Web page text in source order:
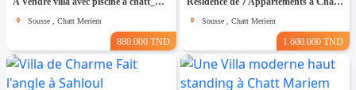
Sousse , Chatt Meriem
880.000 TND
Sousse , Chatt Meriem
1.600.000 TND